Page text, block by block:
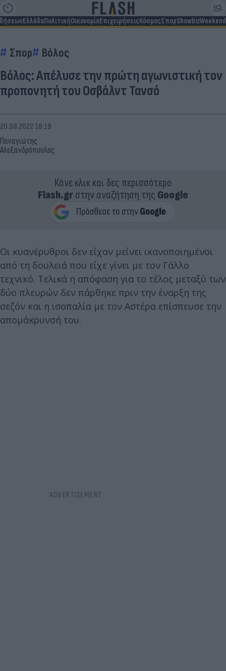
ΕλλάδαΠολιτικήΟικονομίαΕπιχειρήσειςΚόσμοςΣπορShowbizWeekend
Σπορ Βόλος
Βόλος: Απέλυσε την πρώτη αγωνιστική τον
προπονητή του Οσβάλντ Τανσό
Παναγιώτης
Αλεξανδρόπουλος
20.08.2022 18:19
Κάνε κλικ και δες περισσότερο
Flash.grστην αναζήτηση της Google
Οι κυανέρυθροι δεν είχαν μείνει ικανοποιημένοι
από τη δουλειά που είχε γίνει με τον Γάλλο
τεχνικό. Τελικά η απόφαση για το τέλος μεταξύ των
δύο πλευρών δεν πάρθηκε πριν την έναρξη της
σεζόν και η ισοπαλία με τον Αστέρα επίσπευσε την
απομάκρυνσή του.